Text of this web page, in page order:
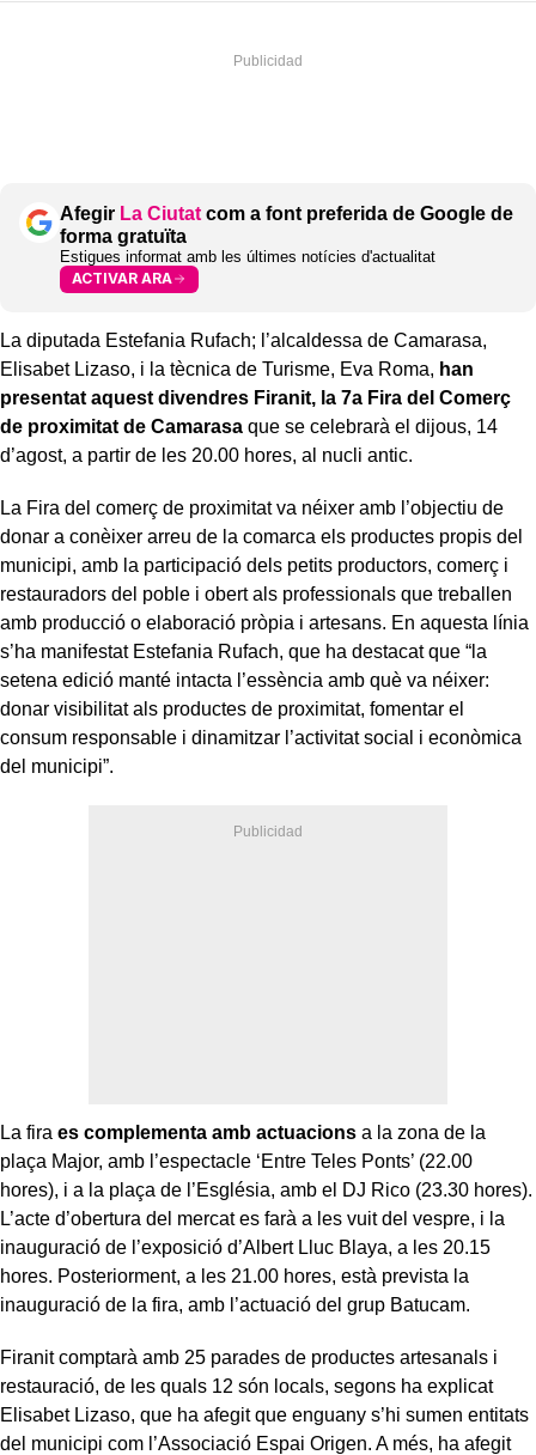
Afegir La Ciutat com a font preferida de Google de
forma gratuïta
Estigues informat amb les últimes notícies d'actualitat
ACTIVAR ARA
La diputada Estefania Rufach; l’alcaldessa de Camarasa,
Elisabet Lizaso, i la tècnica de Turisme, Eva Roma, han
presentat aquest divendres Firanit, la 7a Fira del Comerç
de proximitat de Camarasa que se celebrarà el dijous, 14
d’agost, a partir de les 20.00 hores, al nucli antic.
La Fira del comerç de proximitat va néixer amb l’objectiu de
donar a conèixer arreu de la comarca els productes propis del
municipi, amb la participació dels petits productors, comerç i
restauradors del poble i obert als professionals que treballen
amb producció o elaboració pròpia i artesans. En aquesta línia
s’ha manifestat Estefania Rufach, que ha destacat que “la
setena edició manté intacta l’essència amb què va néixer:
donar visibilitat als productes de proximitat, fomentar el
consum responsable i dinamitzar l’activitat social i econòmica
del municipi”.
La fira es complementa amb actuacions a la zona de la
plaça Major, amb l’espectacle ‘Entre Teles Ponts’ (22.00
hores), i a la plaça de l’Església, amb el DJ Rico (23.30 hores).
L’acte d’obertura del mercat es farà a les vuit del vespre, i la
inauguració de l’exposició d’Albert Lluc Blaya, a les 20.15
hores. Posteriorment, a les 21.00 hores, està prevista la
inauguració de la fira, amb l’actuació del grup Batucam.
Firanit comptarà amb 25 parades de productes artesanals i
restauració, de les quals 12 són locals, segons ha explicat
Elisabet Lizaso, que ha afegit que enguany s’hi sumen entitats
del municipi com l’Associació Espai Origen. A més, ha afegit